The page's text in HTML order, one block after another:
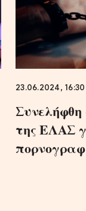
23.06.2024, 16:30
της ΕΛΑΣ